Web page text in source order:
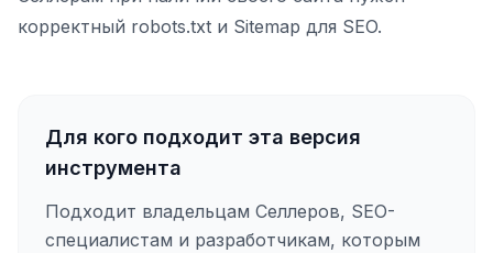
корректный robots.txt и Sitemap для SEO.
Для кого подходит эта версия
инструмента
Подходит владельцам Селлеров, SEO-
специалистам и разработчикам, которым